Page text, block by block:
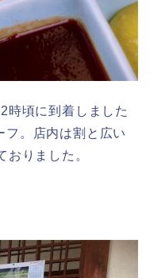
時頃に到着しました
フ。店内は割と広い
りました。